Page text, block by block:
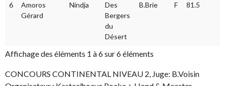
6
Amoros
Gérard
Nindja
Des
Bergers
du
Désert
B.Brie F 81.5
Affichage des éléments 1 à 6 sur 6 éléments
CONCOURS CONTINENTAL NIVEAU 2, Juge: B.Voisin